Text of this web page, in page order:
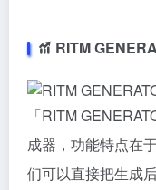
RITM
「RITM
成器，功能特点在
们可以直接把生成